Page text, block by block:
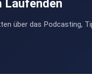
Laufenden
über das Podcasting,